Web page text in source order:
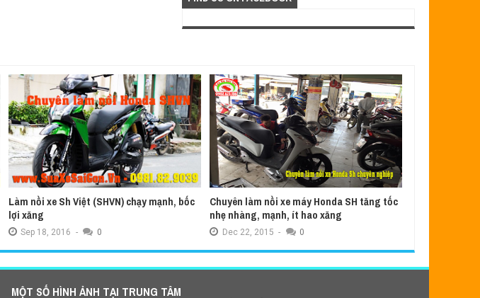
Làm nồi xe Sh Việt (SHVN) chạy mạnh, bốc
lợi xăng
Sep 18, 2016 - 0
Chuyên làm nồi xe máy Honda SH tăng tốc
nhẹ nhàng, mạnh, ít hao xăng
Dec 22, 2015 - 0
MỘT SỐ HÌNH ẢNH TẠI TRUNG TÂM